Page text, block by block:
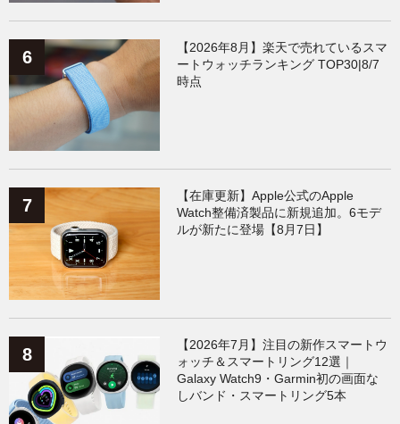
【2026年8月】楽天で売れているスマ
ートウォッチランキング TOP30|8/7
時点
【在庫更新】Apple公式のApple
Watch整備済製品に新規追加。6モデ
ルが新たに登場【8月7日】
【2026年7月】注目の新作スマートウ
ォッチ＆スマートリング12選｜
Galaxy Watch9・Garmin初の画面な
しバンド・スマートリング5本